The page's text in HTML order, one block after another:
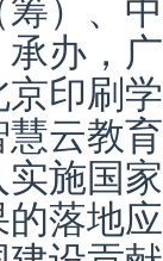
筹） 、
承办，
印刷
云教
实施国
落地